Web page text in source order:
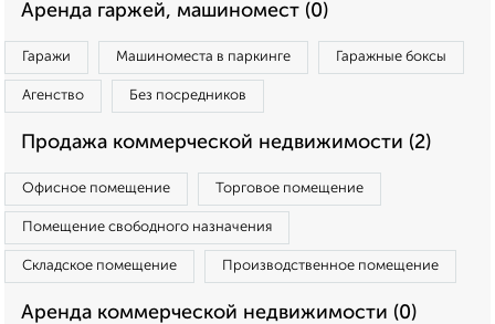
Аренда гаржей, машиномест (0)
Гаражи Машиноместа в паркинге Гаражные боксы
Агенство Без посредников
Продажа коммерческой недвижимости (2)
Офисное помещение Торговое помещение
Помещение свободного назначения
Складское помещение Производственное помещение
Аренда коммерческой недвижимости (0)